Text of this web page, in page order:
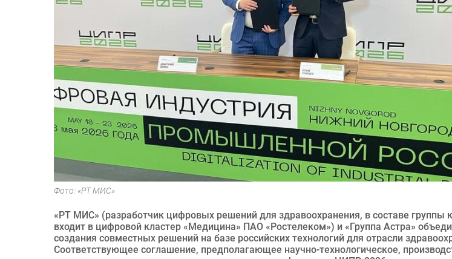
Фото: «РТ МИС»
«РТ МИС» (разработчик цифровых решений для здравоохранения, в составе
входит в цифровой кластер «Медицина» ПАО «Ростелеком») и «Группа Астра»
создания совместных решений на базе российских технологий для отрасли
Соответствующее соглашение, предполагающее научно-технологическое,